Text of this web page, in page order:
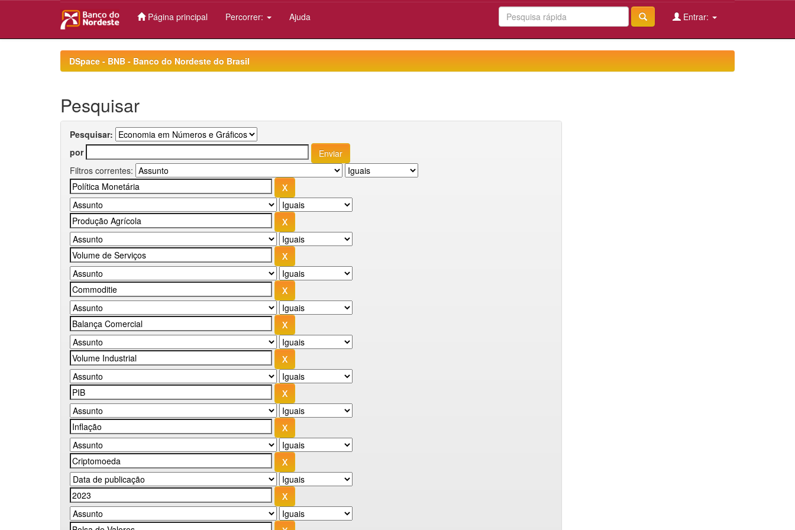
Página principal Percorrer: Ajuda Entrar:
DSpace - BNB - Banco do Nordeste do Brasil
Pesquisar
Pesquisar:
por
Filtros correntes: